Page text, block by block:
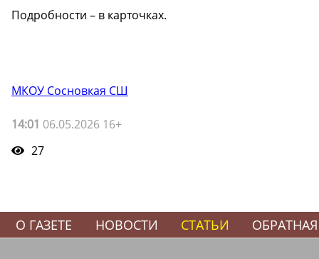
Подробности – в карточках.
МКОУ Сосновкая СШ
14:01 06.05.2026 16+
27
О ГАЗЕТЕ НОВОСТИ СТАТЬИ